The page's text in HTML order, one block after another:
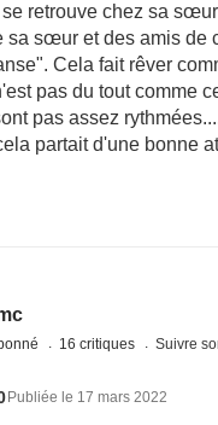
retrouve chez sa
sa sœur et des amis de
Cela fait rêver
pas du tout comme
pas assez
partait d'une bonne
16 critiques Suivre
Publiée le 17 mars 2022